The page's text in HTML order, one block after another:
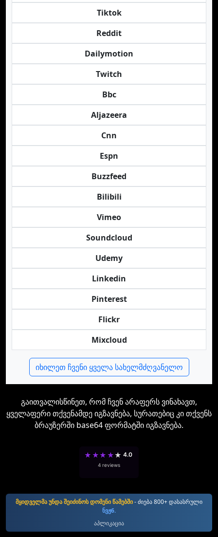
Tiktok
Reddit
Dailymotion
Twitch
Bbc
Aljazeera
Cnn
Espn
Buzzfeed
Bilibili
Vimeo
Soundcloud
Udemy
Linkedin
Pinterest
Flickr
Mixcloud
იხილეთ ჩვენი ყველა სახელმძღვანელო
გაითვალისწინეთ, რომ ჩვენ არაფერს ვინახავთ,
ყველაფერი თქვენამდე იგზავნება, სურათებიც კი თქვენს
ბრაუზერში base64 ფორმატში იგზავნება.
★ ★★ ★★ 4.0
4 reviews
მყიდველმა უნდა შეიძინოს დომენი წამებში- ძიება 800+ დასასრული
ნვჟ6.
აპლიკაცია